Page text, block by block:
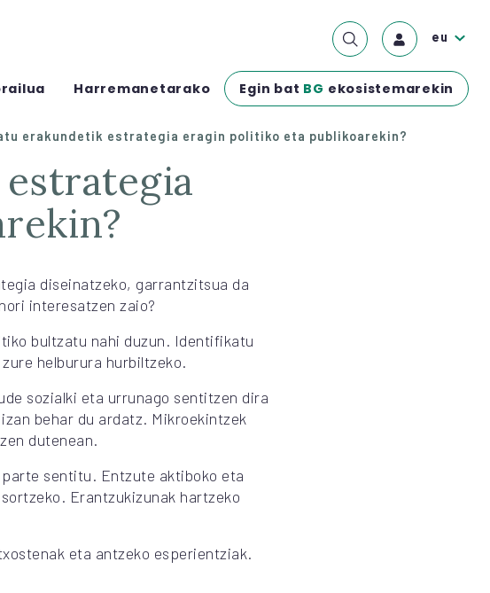
Harremanetarako Egin bat BG ekosistemarekin
eu
erakundetik estrategia eragin politiko eta publikoarekin?
diseinatzeko, garrantzitsua da
interesatzen zaio?
bultzatu nahi duzun. Identifikatu
helburura hurbiltzeko.
sozialki eta urrunago sentitzen dira
behar du ardatz. Mikroekintzek
dutenean.
sentitu. Entzute aktiboko eta
Erantzukizunak hartzeko
eta antzeko esperientziak.